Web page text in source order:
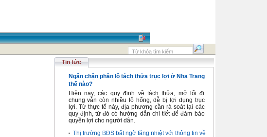
Tin tức
Ngăn chặn phân lô tách thửa trục lợi ở Nha Trang
thế nào?
Hiện nay, các quy định về tách thửa, mở lối đi
chung vẫn còn nhiều lổ hổng, dễ bị lợi dụng trục
lợi. Từ thực tế này, địa phương cần rà soát lại các
quy định, từ đó có hướng dẫn chi tiết để đảm bảo
quyền lợi cho người dân.
Thị trường BĐS bất ngờ tăng nhiệt với thông tin về